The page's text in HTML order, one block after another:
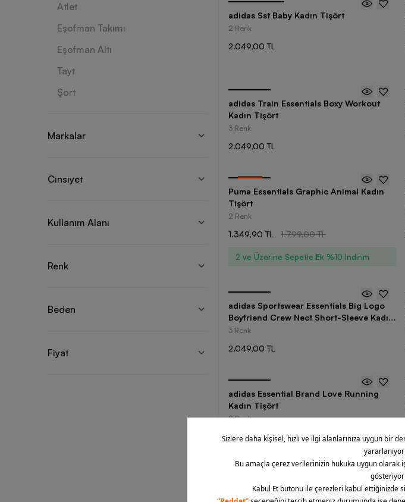
Atlet
Eşofman Takımı
Eşofman Altı
Tayt
Şort
Markalar
Cinsiyet
Kullanım Alanı
Renk
Beden
Fiyat
adidas Sst Baby Kadın Tişört
2 Renk
2.049,00 TL
adidas Train Essentials Boxy Workout
Kadın Tişört
3 Renk
2.049,00 TL
Puma Essentials Graphic Animal Kadın
Tişört
2 Renk
1.349,90 TL 1.799,00 TL
2 ve Üzerine Sepette Ek %10 İndirim
adidas Sportswear Essentials Big Logo
Boyfriend Crew Nect Short-Sleeve Kadın
Tişört
3 Renk
2.049,00 TL
adidas Essential Brand Love Running
Kadın Tişört
2 Renk
2.049,00 TL